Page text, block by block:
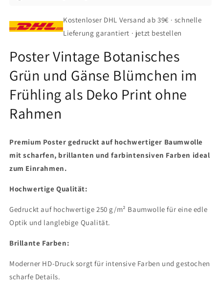
Kostenloser DHL Versand ab 39€ · schnelle
Lieferung garantiert · jetzt bestellen
Poster Vintage Botanisches
Grün und Gänse Blümchen im
Frühling als Deko Print ohne
Rahmen
Premium Poster gedruckt auf hochwertiger Baumwolle
mitscharfen, brillanten und farbintensiven Farben ideal
zum Einrahmen.
Hochwertige Qualität:
Gedruckt auf hochwertige 250 g/m² Baumwolle für eine edle
Optik und langlebige Qualität.
Brillante Farben:
Moderner HD-Druck sorgt für intensive Farben und gestochen
scharfe Details.